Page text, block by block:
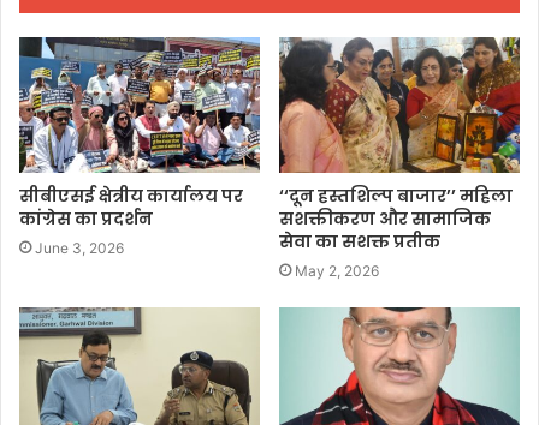
सीबीएसई क्षेत्रीय कार्यालय पर
कांग्रेस का प्रदर्शन
June 3, 2026
‘‘दून हस्तशिल्प बाजार’’ महिला
सशक्तीकरण और सामाजिक
सेवा का सशक्त प्रतीक
May 2, 2026